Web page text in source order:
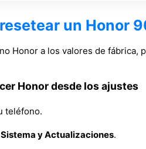
un Honor
Honor a los valores de fábrica,
Honor desde los ajustes
teléfono.
Sistema y Actualizaciones.